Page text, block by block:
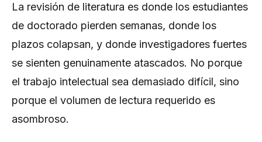
La revisión de literatura es donde los estudiantes
de doctorado pierden semanas, donde los
plazos colapsan, y donde investigadores fuertes
se sienten genuinamente atascados. No porque
el trabajo intelectual sea demasiado difícil, sino
porque el volumen de lectura requerido es
asombroso.